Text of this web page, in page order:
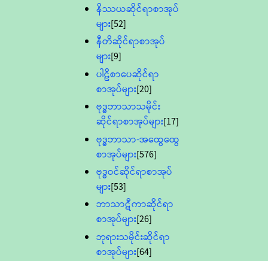
နိဿယဆိုင်ရာစာအုပ်
များ[52]
နီတိဆိုင်ရာစာအုပ်
များ[9]
ပါဠိစာပေဆိုင်ရာ
စာအုပ်များ[20]
ဗုဒ္ဓဘာသာသမိုင်း
ဆိုင်ရာစာအုပ်များ[17]
ဗုဒ္ဓဘာသာ-အထွေထွေ
စာအုပ်များ[576]
ဗုဒ္ဓဝင်ဆိုင်ရာစာအုပ်
များ[53]
ဘာသာဋီကာဆိုင်ရာ
စာအုပ်များ[26]
ဘုရားသမိုင်းဆိုင်ရာ
စာအုပ်များ[64]